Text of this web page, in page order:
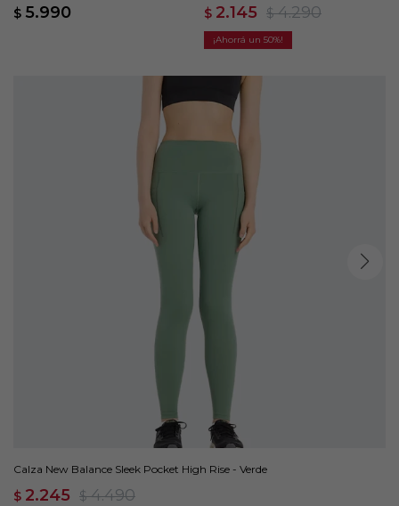
$ 5.990 $ 2.145 $ 4.290
50
Calza New Balance Sleek Pocket High Rise - Verde
$ 2.245 $ 4.490